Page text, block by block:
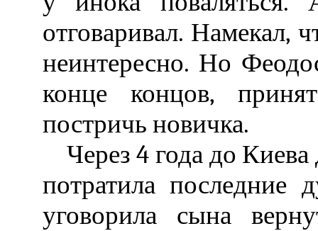
отговаривал. Намекал,
неинтересно. Но
конце концов,
постричь новичка.
Через 4 года до Киева
потратила
уговорила сына